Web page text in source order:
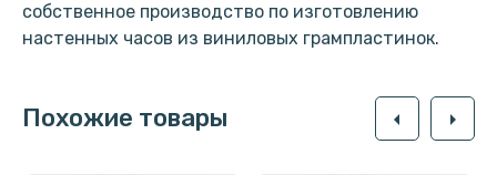
собственное производство по изготовлению
настенных часов из виниловых грампластинок.
Похожие товары arrow_left arrow_right